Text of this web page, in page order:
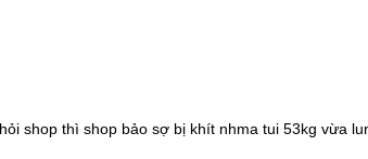
shop thì shop bảo sợ bị khít nhma tui 53kg vừa